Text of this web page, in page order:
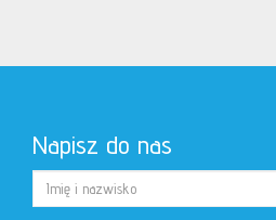
Napisz do nas